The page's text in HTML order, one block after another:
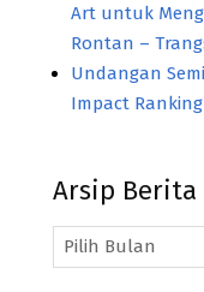
Art untuk
Rontan –
Undangan
Impact Ranking
Arsip Berita
Arsip
Berita